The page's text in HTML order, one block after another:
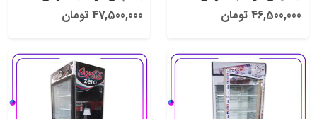
46,500,000 تومان 47,500,000 تومان